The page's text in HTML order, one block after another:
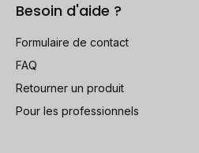
Besoin d'aide ?
Formulaire de contact
FAQ
Retourner un produit
Pour les professionnels